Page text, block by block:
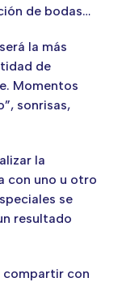
de bodas…
la más
de
Momentos
sonrisas,
la
con uno u otro
se
resultado
compartir con